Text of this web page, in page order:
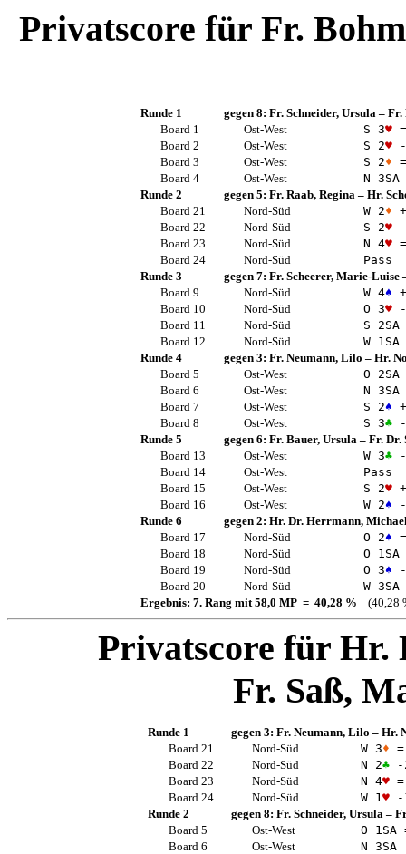
Privatscore für Fr.
Runde 1 gegen 8: Fr. Schneider, Ursula– Fr.
Board 1
Ost-West S 3♥=
Board 2
Ost-West S 2♥-
Board 3
Ost-West S 2♦ =
Board 4
Ost-West N 3SA
Runde 2
gegen 5: Fr. Raab, Regina– Hr.
Board 21
Nord-Süd W 2♦
Board 22
Nord-Süd S 2♥-
Board 23
Nord-Süd N 4♥=
Board 24
Nord-Süd
Pass
Runde 3
gegen 7: Fr. Scheerer, Marie-Luise
Board 9
Nord-Süd W 4♠
Board 10
Nord-Süd O 3♥-
Board 11
Nord-Süd S 2SA
Board 12
Nord-Süd W 1SA
Runde 4
gegen 3: Fr. Neumann, Lilo – Hr.
Board 5
Ost-West O 2SA
Board 6
Ost-West N 3SA
Board 7
Ost-West S 2♠
Board 8
Ost-West S 3♣-
Runde 5
gegen 6: Fr. Bauer, Ursula– Fr. Dr.
Board 13
Ost-West W 3♣-
Board 14
Ost-West
Pass
Board 15
Ost-West S 2♥
Board 16
Ost-West W 2♠
Runde 6
gegen 2: Hr. Dr. Herrmann,
Board 17
Nord-Süd O 2♠ =
Board 18
Nord-Süd O 1SA
Board 19
Nord-Süd O 3♠
Board 20
Nord-Süd W 3SA
Ergebnis: 7. Rang mit 58,0 MP = 40,28 % (40,28
Privatscore für Hr.
Fr. Saß,
Runde 1 gegen 3: Fr. Neumann, Lilo – Hr.
Board 21
Nord-Süd W 3♦ =
Board 22
Nord-Süd N 2♣ -
Board 23
Nord-Süd N 4♥ =
Board 24
Nord-Süd W 1 ♥ -
Runde 2
gegen 8: Fr. Schneider, Ursula –
Board 5
Ost-West O 1 SA
Board 6
Ost-West N 3SA